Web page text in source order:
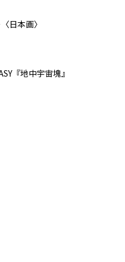
日本画〉
『地中宇宙塊』